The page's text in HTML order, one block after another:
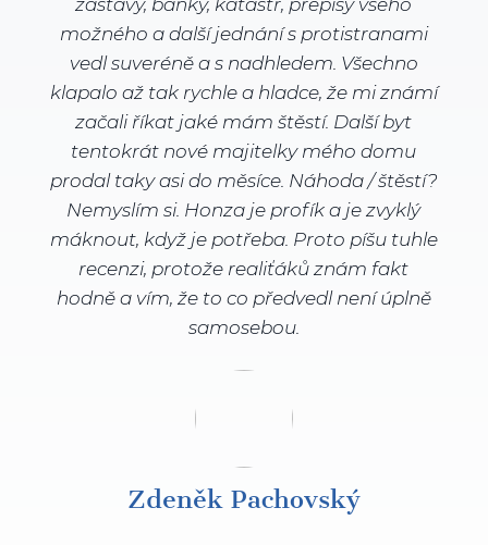
zástavy, banky, katastr, přepisy všeho
možného a další jednání s protistranami
vedl suveréně a s nadhledem. Všechno
klapalo až tak rychle a hladce, že mi známí
začali říkat jaké mám štěstí. Další byt
tentokrát nové majitelky mého domu
prodal taky asi do měsíce. Náhoda / štěstí?
Nemyslím si. Honza je profík a je zvyklý
máknout, když je potřeba. Proto píšu tuhle
recenzi, protože realiťáků znám fakt
hodně a vím, že to co předvedl není úplně
samosebou.
Zdeněk Pachovský